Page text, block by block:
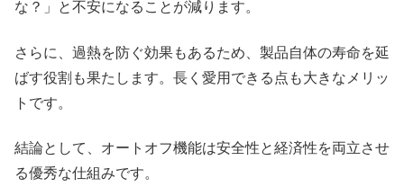
な？」と不安になることが減ります。
さらに、過熱を防ぐ効果もあるため、製品自体の寿命を延
ばす役割も果たします。長く愛用できる点も大きなメリッ
トです。
結論として、オートオフ機能は安全性と経済性を両立させ
る優秀な仕組みです。